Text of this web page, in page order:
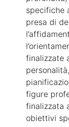
specifiche
presa di
finalizzate
figure
finalizzata
obiettivi